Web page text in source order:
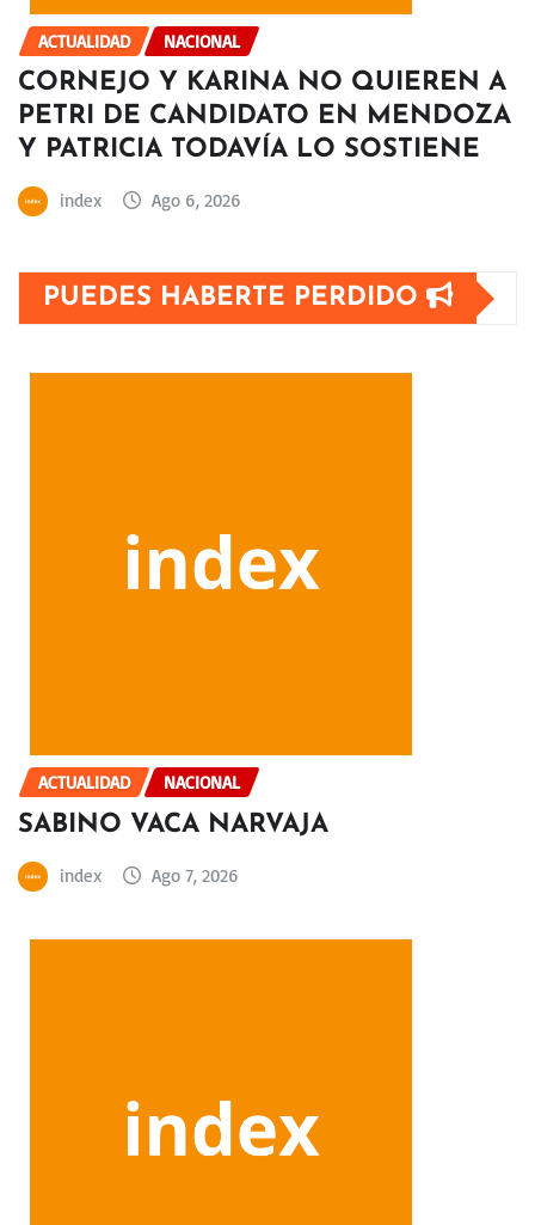
ACTUALIDAD NACIONAL
CORNEJO Y KARINA NO QUIEREN A
PETRI DE CANDIDATO EN MENDOZA
Y PATRICIA TODAVÍA LO SOSTIENE
index Ago 6, 2026
PUEDES HABERTE PERDIDO
ACTUALIDAD NACIONAL
SABINO VACA NARVAJA
index Ago 7, 2026